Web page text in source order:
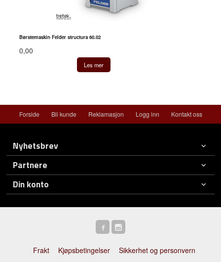
Børstemaskin Felder structura 60.02
0,00
Les mer
Forside Bli kunde Reklamasjon Logg inn Kontakt oss
Nyhetsbrev
Partnere
Din konto
Frakt Kjøpsbetingelser Sikkerhet og personvern